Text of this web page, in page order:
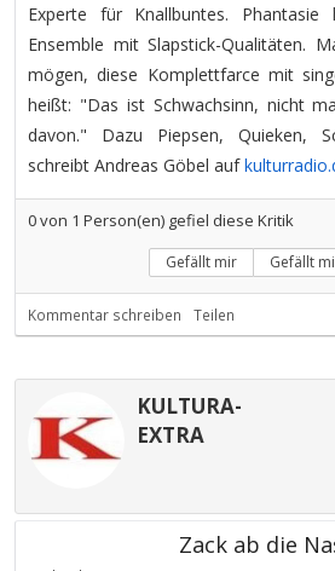
Experte für Knallbuntes.
Ensemble mit Slapstick-Qualitäten.
mögen, diese Komplettfarce mit
heißt: "Das ist Schwachsinn, nicht
davon." Dazu Piepsen, Quieken,
schreibt Andreas Göbel auf
0von 1 Person(en) gefiel diese Kritik
Gefällt mir Gefällt
Kommentar schreiben Teilen
KULTURA-
EXTRA
Zack ab die